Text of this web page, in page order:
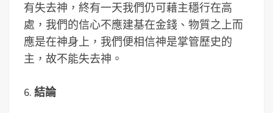
有失去神，終有一天我們仍可藉主穩行在高
處，我們的信心不應建基在金錢、物質之上而
應是在神身上，我們便相信神是掌管歷史的
主，故不能失去神。
6. 結論